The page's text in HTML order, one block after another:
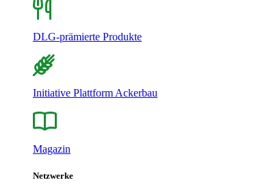
DLG-prämierte Produkte
Initiative Plattform Ackerbau
Magazin
Netzwerke